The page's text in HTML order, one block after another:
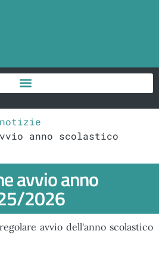
anno scolastico
avvio anno
2026
avvio dell'anno scolastico